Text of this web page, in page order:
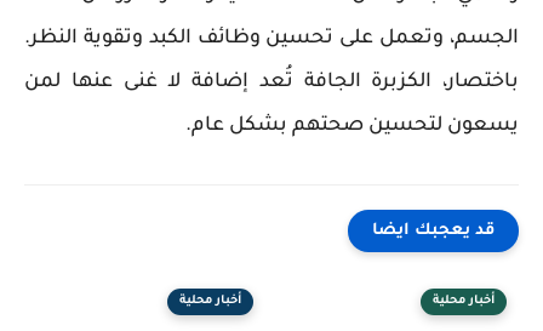
الجسم، وتعمل على تحسين وظائف الكبد وتقوية النظر.
باختصار، الكزبرة الجافة تُعد إضافة لا غنى عنها لمن
يسعون لتحسين صحتهم بشكل عام.
قد يعجبك ايضا
أخبار محلية أخبار محلية